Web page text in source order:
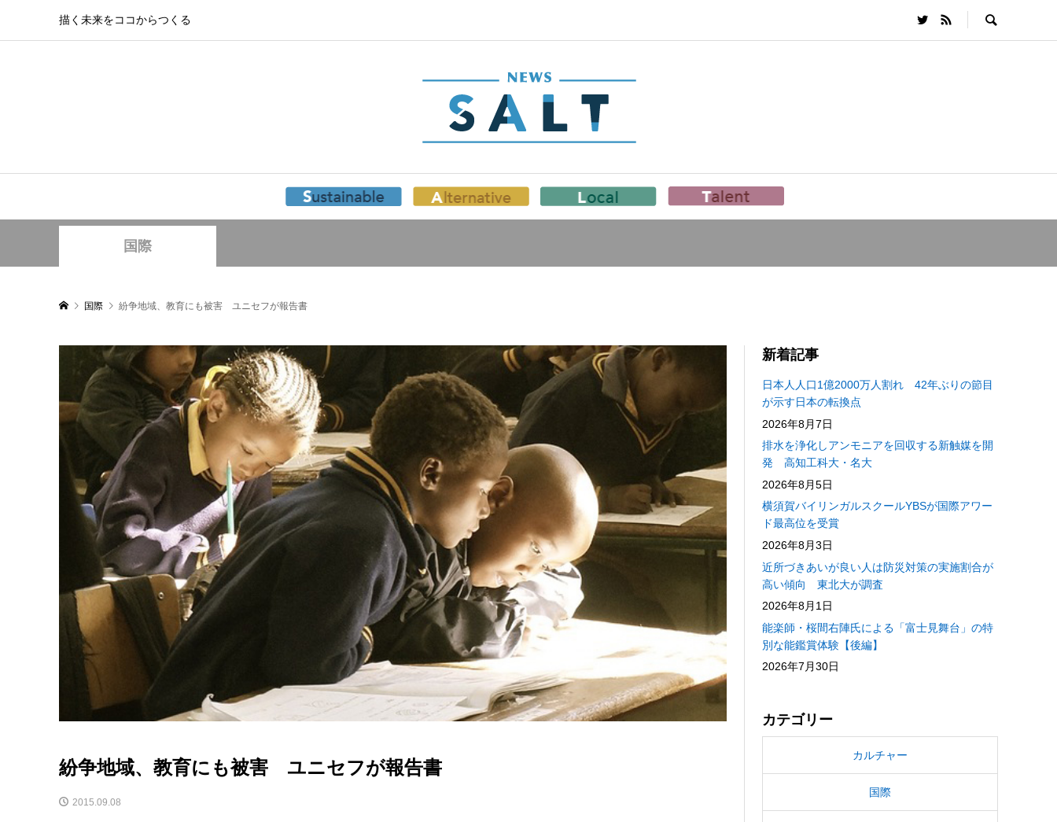
描く未来をココからつくる
国際
国際 紛争地域、教育にも被害 ユニセフが報告書
紛争地域、教育にも被害 ユニセフが報告書
2015.09.08
新着記事
日本人人口1億2000万人割れ 42年ぶりの節目
が示す日本の転換点
2026年8月7日
排水を浄化しアンモニアを回収する新触媒を開
発 高知工科大・名大
2026年8月5日
横須賀バイリンガルスクールYBSが国際アワー
ド最高位を受賞
2026年8月3日
近所づきあいが良い人は防災対策の実施割合が
高い傾向 東北大が調査
2026年8月1日
能楽師・桜間右陣氏による「富士見舞台」の特
別な能鑑賞体験【後編】
2026年7月30日
カテゴリー
カルチャー
国際